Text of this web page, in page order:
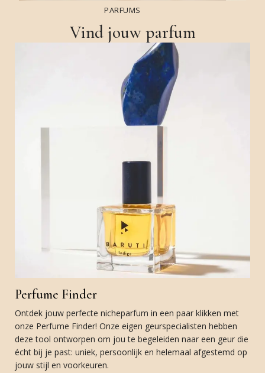
PARFUMS
Vind jouw parfum
Perfume Finder
Ontdek jouw perfecte nicheparfum in een paar klikken met
onze Perfume Finder! Onze eigen geurspecialisten hebben
deze tool ontworpen om jou te begeleiden naar een geur die
écht bij je past: uniek, persoonlijk en helemaal afgestemd op
jouw stijl en voorkeuren.